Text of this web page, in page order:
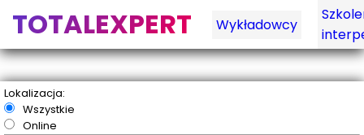
TOTALEXPERT Wykładowcy
Lokalizacja:
Wszystkie
Online